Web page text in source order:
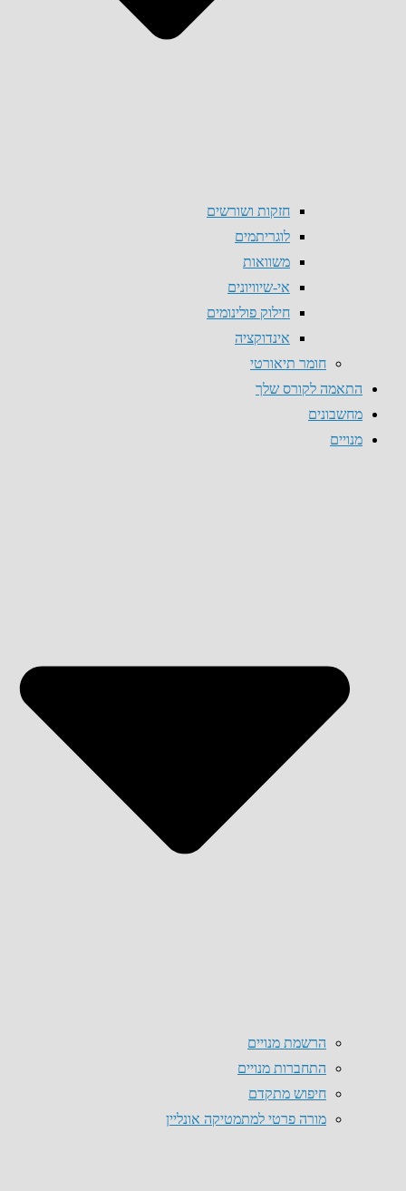
חזקות ושורשים
לוגריתמים
משוואות
אי-שיוויונים
חילוק פולינומים
אינדוקציה
חומר תיאורטי
התאמה לקורס שלך
מחשבונים
מנויים
הרשמת מנויים
התחברות מנויים
חיפוש מתקדם
מורה פרטי למתמטיקה אונליין